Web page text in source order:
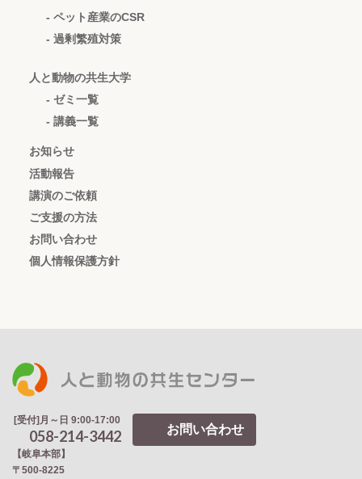
- ペット産業のCSR
- 過剰繁殖対策
人と動物の共生大学
- ゼミ一覧
- 講義一覧
お知らせ
活動報告
講演のご依頼
ご支援の方法
お問い合わせ
個人情報保護方針
[受付]月～日 9:00-17:00
058-214-3442 お問い合わせ
【岐阜本部】
〒500-8225